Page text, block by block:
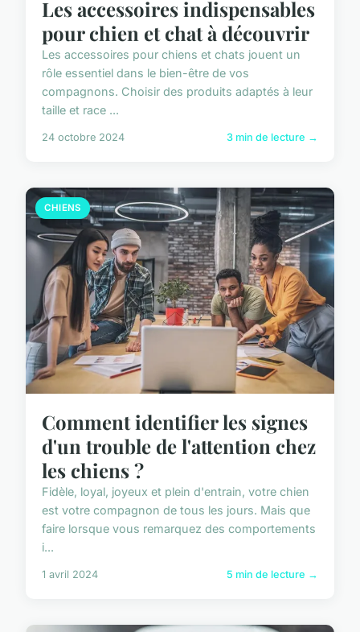
Les accessoires indispensables
pour chien et chat à découvrir
Les accessoires pour chiens et chats jouent un
rôle essentiel dans le bien-être de vos
compagnons. Choisir des produits adaptés à leur
taille et race ...
24 octobre 2024 3 min de lecture →
CHIENS
Comment identifier les signes
d'un trouble de l'attention chez
les chiens ?
Fidèle, loyal, joyeux et plein d'entrain, votre chien
est votre compagnon de tous les jours. Mais que
faire lorsque vous remarquez des comportements
i...
1 avril 2024 5 min de lecture →